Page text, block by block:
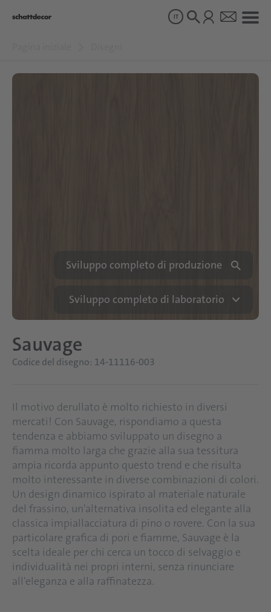
IT
Sviluppo completo di produzione
Sviluppo completo di laboratorio
Sauvage
Codice del disegno: 14-11116-003
Il motivo derullato è molto richiesto in diversi
mercati! Con Sauvage, rispondiamo a questa
tendenza e abbiamo sviluppato un disegno a
fiamma molto larga che grazie alla sua tessitura
ampia ricorda appunto questo trend e che risulta
molto interessante in diverse combinazioni di colori.
Un design dinamico ispirato al materiale naturale
del frassino, un'alternativa insolita ed elegante alla
classica impiallacciatura di pino o rovere. Con la sua
particolare grafica di pori e fiamme, Sauvage è la
scelta ideale per chi cerca un tocco di selvaggio e
individualità nei propri interni, senza rinunciare
all'eleganza e alla raffinatezza.